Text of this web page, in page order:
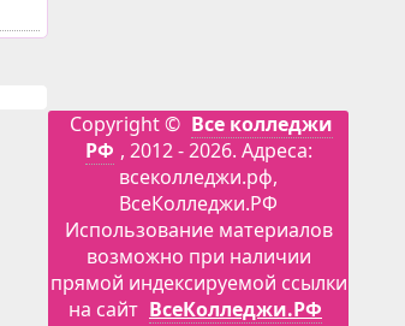
Copyright © Все колледжи
РФ , 2012 - 2026. Адреса:
всеколледжи.рф,
ВсеКолледжи.РФ
Использование материалов
возможно при наличии
прямой индексируемой ссылки
на сайт ВсеКолледжи.РФ